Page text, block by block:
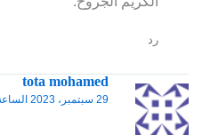
رد
tota mohamed
29 سبتمبر، 2023 الساعة 2:50 م